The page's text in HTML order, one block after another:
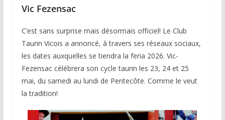
Vic Fezensac
C’est sans surprise mais désormais officiel! Le Club
Taurin Vicois a annoncé, à travers ses réseaux sociaux,
les dates auxquelles se tiendra la feria 2026. Vic-
Fezensac célébrera son cycle taurin les 23, 24 et 25
mai, du samedi au lundi de Pentecôte. Comme le veut
la tradition!